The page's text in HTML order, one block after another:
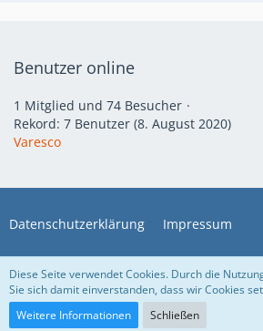
Benutzer online
1 Mitglied und 74 Besucher
Rekord: 7 Benutzer (8. August 2020)
Varesco
Datenschutzerklärung Impressum
Medienverwaltung:EasyMedia 5.3.5,
einemotom Webseite :-) mitCommunity-
Diese Seite verwendet Cookies. Durch die
Sie sich damit einverstanden, dass wir Cookies
Weitere Informationen
Schließen